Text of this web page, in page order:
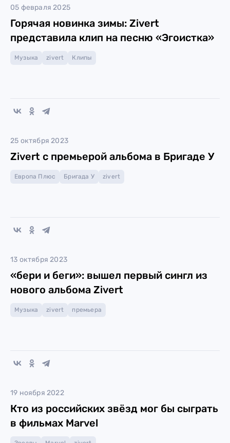
05 февраля 2025
Горячая новинка зимы: Zivert
представила клип на песню «Эгоистка»
Музыка zivert Клипы
25 октября 2023
Zivert с премьерой альбома в Бригаде У
Европа Плюс Бригада У zivert
13 октября 2023
«бери и беги»: вышел первый сингл из
нового альбома Zivert
Музыка zivert премьера
19 ноября 2022
Кто из российских звёзд мог бы сыграть
в фильмах Marvel